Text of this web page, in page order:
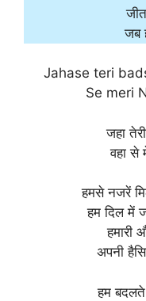
जब
Jahase teri
Se meri
जहा
वहा से
हमसे नजरें
हम दिल में
अपनी
हम बदलते